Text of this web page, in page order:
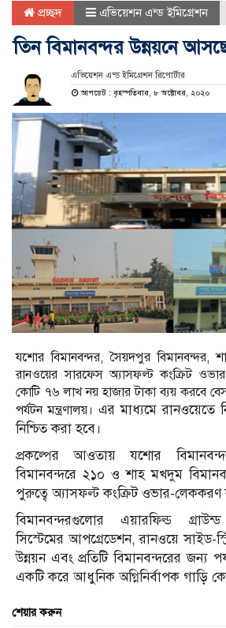
প্রচ্ছদ এভিয়েশন এন্ড ইমিগ্রেশন
তিন বিমানবন্দর উন্নয়নে
এভিয়েশন এন্ড ইমিগ্রেশন রিপোর্টার
আপডেট : বৃহস্পতিবার, ৮ অক্টোবর, ২০২০
যশোর বিমানবন্দর, সৈয়দপুর বিমানবন্দর,
রানওয়ের সারফেস অ্যাসফল্ট কংক্রিট
কোটি ৭৬ লাখ নয় হাজার টাকা ব্যয় করবে
পর্যটন মন্ত্রণালয়। এর মাধ্যমে রানওয়েতে
নিশ্চিত করা হবে।
প্রকল্পের আওতায় যশোর
বিমানবন্দরে ২১০ ও শাহ মখদুম
পুরুত্বে অ্যাসফল্ট ক‌ংক্রিট ওভার-লেককরণ
বিমানবন্দরগুলোর এয়ারফিল্ড
সিস্টেমের আপগ্রেডেশন, রানওয়ে সাইড-
উন্নয়ন এবং প্রতিটি বিমানবন্দরের জন্য
একটি করে আধুনিক অগ্নিনির্বাপক গাড়ি
শেয়ার করুন